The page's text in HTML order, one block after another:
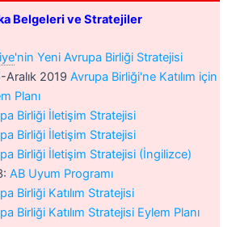
Belgeleri ve Stratejiler
'nin Yeni Avrupa Birliği Stratejisi
2019 Avrupa Birliği'ne Katılım için
Planı
Birliği İletişim Stratejisi
Birliği İletişim Stratejisi
Birliği İletişim Stratejisi (İngilizce)
AB Uyum Programı
Birliği Katılım Stratejisi
Birliği Katılım Stratejisi Eylem Planı